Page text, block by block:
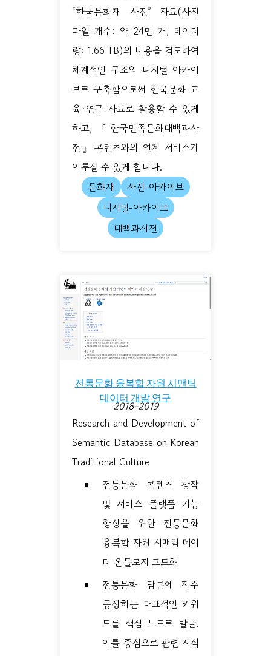
“한국문화재 사진” 자료(사진
파일 개수: 약 24만 개, 데이터
량: 1.66 TB)의 내용을 검토하여
체계적인 구조의 디지털 아카이
브로 구축함으로써 한국문화 교
육·연구 자료로 활용할 수 있게
하고, 『한국민족문화대백과사
전』 콘텐츠와의 연계 서비스가
이루질 수 있게 합니다.
문화재
사진-아카이브
디지털-아카이브
대백과사전
전통문화 융복합 자원 시맨틱
데이터 개발 연구
2018-2019
Research and Development of
Semantic Database on Korean
Traditional Culture
전통문화 콘텐츠 창작
및 서비스 플랫폼 기능
향상을 위한 전통문화
융복합 자원 시맨틱 데이
터 온톨로지 고도화
전통문화 담론에 자주
등장하는 대표적인 키워
드를 핵심 노드로 발굴.
이를 중심으로 관련 지식